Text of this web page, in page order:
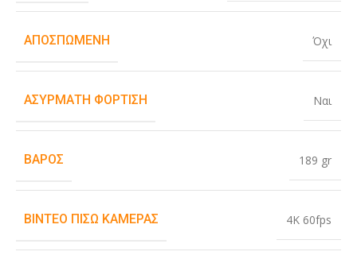
ΑΠΟΣΠΏΜΕΝΗ Όχι
ΑΣΎΡΜΑΤΗ ΦΌΡΤΙΣΗ Ναι
ΒΆΡΟΣ 189 gr
ΒΊΝΤΕΟ ΠΊΣΩ ΚΆΜΕΡΑΣ 4K 60fps